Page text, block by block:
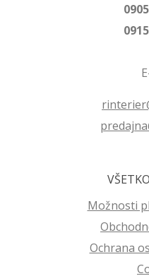
Možnosti
Ochrana